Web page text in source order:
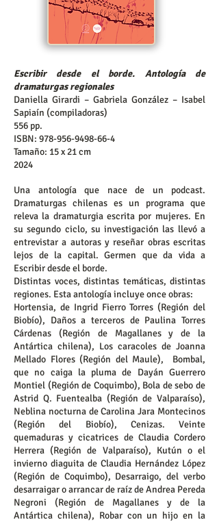
Escribir desde el borde. Antología de
dramaturgas regionales
Daniella Girardi – Gabriela González – Isabel
Sapiaín (compiladoras)
556 pp.
ISBN: 978-956-9498-66-4
Tamaño: 15 x 21 cm
2024
Una antología que nace de un podcast.
Dramaturgas chilenas es un programa que
releva la dramaturgia escrita por mujeres. En
su segundo ciclo, su investigación las llevó a
entrevistar a autoras y reseñar obras escritas
lejos de la capital. Germen que da vida a
Escribir desde el borde.
Distintas voces, distintas temáticas, distintas
regiones. Esta antología incluye once obras:
Hortensia, de Ingrid Fierro Torres (Región del
Biobío), Daños a terceros de Paulina Torres
Cárdenas (Región de Magallanes y de la
Antártica chilena), Los caracoles de Joanna
Mellado Flores (Región del Maule), Bombal,
que no caiga la pluma de Dayán Guerrero
Montiel (Región de Coquimbo), Bola de sebo de
Astrid Q. Fuentealba (Región de Valparaíso),
Neblina nocturna de Carolina Jara Montecinos
(Región del Biobío), Cenizas. Veinte
quemaduras y cicatrices de Claudia Cordero
Herrera (Región de Valparaíso), Kutún o el
invierno diaguita de Claudia Hernández López
(Región de Coquimbo), Desarraigo, del verbo
desarraigar o arrancar de raíz de Andrea Pereda
Negroni (Región de Magallanes y de la
Antártica chilena), Robar con un hijo en la